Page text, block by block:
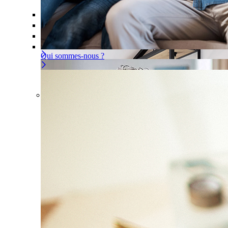
Offre À la carte Gérer ou déléguer votre sécurité, à vous
Pour un appartement Une installation adaptée à votre
Les problèmes couverts
Qui sommes-nous ?